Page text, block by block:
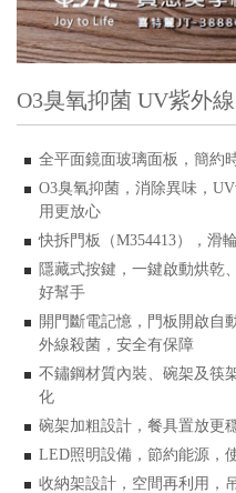
O3臭氧抑菌 UV紫外
全平面鏡面玻璃面板，簡約
O3臭氧抑菌，消除異味， UV
用更放心
快拆門板（M354413），滑
隱藏式按鍵，一鍵啟動烘乾
好幫手
開門斷電記憶，門板開啟自
外線殺菌，安全有保障
不鏽鋼材質內裝、碗架及筷
化
碗架加粗設計，餐具置放更
LED照明設備，節約能源，
收納架設計，空間再利用，